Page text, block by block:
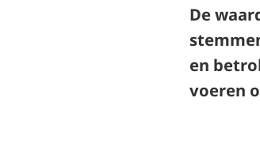
De
en
voeren